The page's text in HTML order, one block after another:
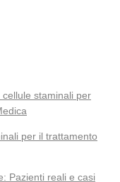
staminali per
per il trattamento
Pazienti reali e casi